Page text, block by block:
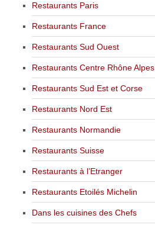
Restaurants Paris
Restaurants France
Restaurants Sud Ouest
Restaurants Centre Rhône Alpes
Restaurants Sud Est et Corse
Restaurants Nord Est
Restaurants Normandie
Restaurants Suisse
Restaurants à l’Etranger
Restaurants Etoilés Michelin
Dans les cuisines des Chefs